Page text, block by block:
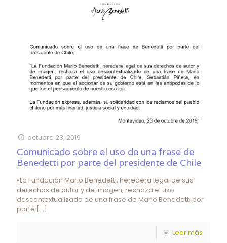
octubre 23, 2019
Comunicado sobre el uso de una frase de
Benedetti por parte del presidente de Chile
«La Fundación Mario Benedetti, heredera legal de sus
derechos de autor y de imagen, rechaza el uso
descontextualizado de una frase de Mario Benedetti por
parte […]
Leer más